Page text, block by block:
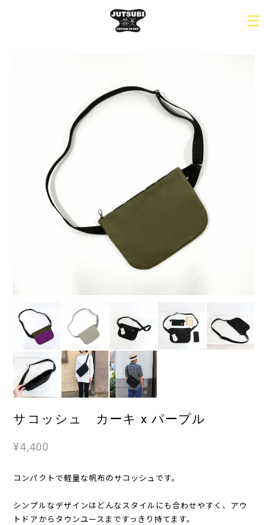
サコッシュ カーキ x パープル
¥4,400
コンパクトで軽量な帆布のサコッシュです。
シンプルなデザインはどんなスタイルにも合わせやすく、アウ
トドアからタウンユースまですっきり持てます。